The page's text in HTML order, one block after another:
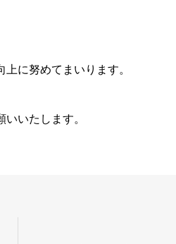
に努めてまいります。
いたします。